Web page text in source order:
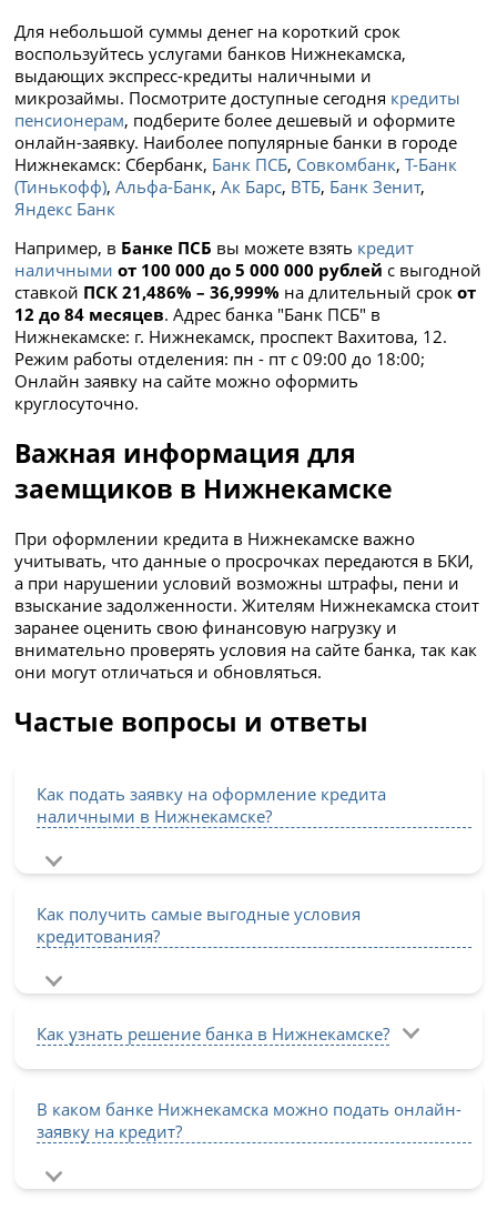
Для небольшой суммы денег на короткий срок
воспользуйтесь услугами банков Нижнекамска,
выдающих экспресс-кредиты наличными и
микрозаймы. Посмотрите доступные сегодня кредиты
пенсионерам, подберите более дешевый и оформите
онлайн-заявку. Наиболее популярные банки в городе
Нижнекамск: Сбербанк, Банк ПСБ, Совкомбанк,Т-Банк
(Тинькофф),Альфа-Банк,Ак Барс, ВТБ, Банк Зенит,
Яндекс Банк
Например, в Банке ПСБ вы можете взять кредит
наличными от 100 000 до 5 000 000 рублей с выгодной
ставкой ПСК 21,486% – 36,999% на длительный срокот
12 до 84 месяцев. Адрес банка "Банк ПСБ" в
Нижнекамске: г. Нижнекамск, проспект Вахитова, 12.
Режим работы отделения: пн - пт с 09:00 до 18:00;
Онлайн заявку на сайте можно оформить
круглосуточно.
Важная информация для
заемщиков в Нижнекамске
При оформлении кредита в Нижнекамске важно
учитывать, что данные о просрочках передаются в БКИ,
а при нарушении условий возможны штрафы, пени и
взыскание задолженности. Жителям Нижнекамска стоит
заранее оценить свою финансовую нагрузку и
внимательно проверять условия на сайте банка, так как
они могут отличаться и обновляться.
Частые вопросы и ответы
Как подать заявку на оформление кредита
наличными в Нижнекамске?
Как получить самые выгодные условия
кредитования?
Как узнать решение банка в Нижнекамске?
В каком банке Нижнекамска можно подать онлайн-
заявку на кредит?